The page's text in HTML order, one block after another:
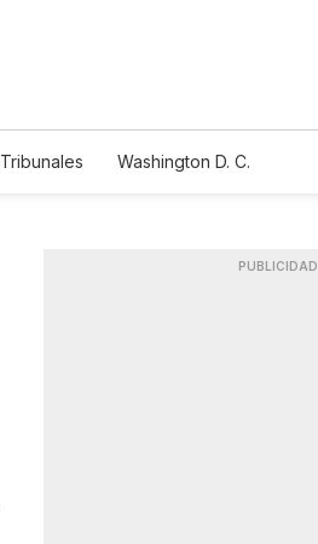
Tribunales
Washington D. C.
PUBLICIDAD